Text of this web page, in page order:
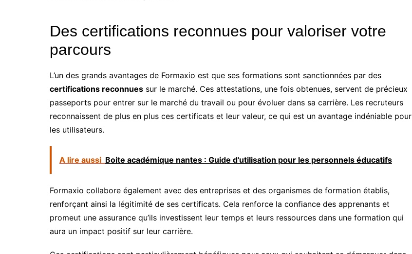
Des certifications reconnues pour valoriser votre
parcours
L’un des grands avantages de Formaxio est que ses formations sont sanctionnées par des
certifications reconnues sur le marché. Ces attestations, une fois obtenues, servent de précieux
passeports pour entrer sur le marché du travail ou pour évoluer dans sa carrière. Les recruteurs
reconnaissent de plus en plus ces certificats et leur valeur, ce qui est un avantage indéniable pour
les utilisateurs.
A lire aussi Boite académique nantes : Guide d’utilisation pour les personnels éducatifs
Formaxio collabore également avec des entreprises et des organismes de formation établis,
renforçant ainsi la légitimité de ses certificats. Cela renforce la confiance des apprenants et
promeut une assurance qu’ils investissent leur temps et leurs ressources dans une formation qui
aura un impact positif sur leur carrière.